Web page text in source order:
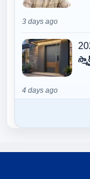
3 days ago
4 days ago